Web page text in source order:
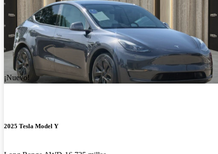
¡Nuevo!
2025 Tesla Model Y